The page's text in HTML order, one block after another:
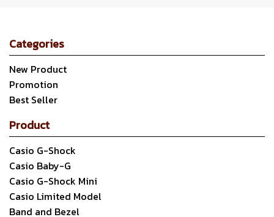
Categories
New Product
Promotion
Best Seller
Product
Casio G-Shock
Casio Baby-G
Casio G-Shock Mini
Casio Limited Model
Band and Bezel